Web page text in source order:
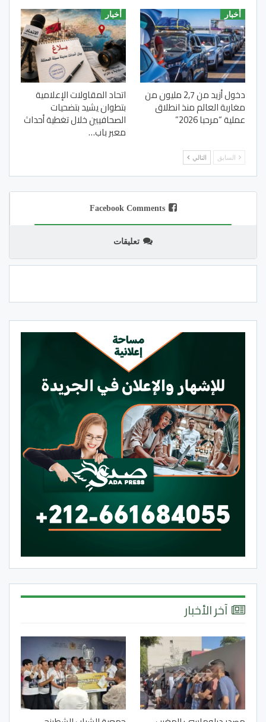
أخبار
دخول أزيد من 2,7 مليون من
مغاربة العالم منذ انطلاق
عملية “مرحبا 2026”
أخبار
اتحاد المقاولات الإعلامية
بتطوان يشيد بتضحيات
الصحافيين خلال تغطية أحداث
معبر باب…
السابق التالي
Facebook Comments
تعليقات
آخر الأخبار